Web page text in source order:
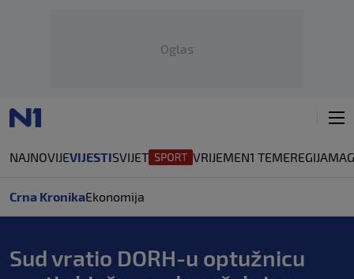
Oglas
NAJNOVIJEVIJESTISVIJET VRIJEMEN1 TEMEREGIJA
Crna KronikaEkonomija
Sud vratio DORH-u optužnicu